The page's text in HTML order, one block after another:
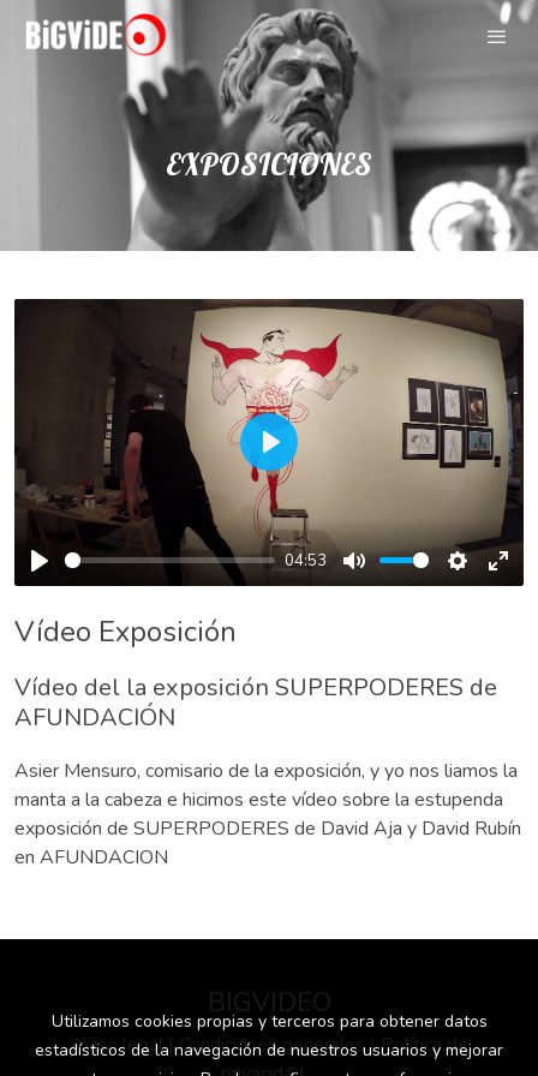
EXPOSICIONES
Play
04:53
Mute Settings
Play
Vídeo Exposición
Vídeo del la exposición SUPERPODERES de
AFUNDACIÓN
Asier Mensuro, comisario de la exposición, y yo nos liamos la
manta a la cabeza e hicimos este vídeo sobre la estupenda
exposición de SUPERPODERES de David Aja y David Rubín
en AFUNDACION
BIGVIDEO
Aviso legal | Condiciones generales | Política de
Utilizamos cookies propias y terceros para obtener datos
estadísticos de la navegación de nuestros usuarios y mejorar